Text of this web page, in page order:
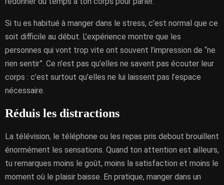
Si tu es habitué à manger dans le stress, c’est normal que ce
soit difficile au début. L’expérience montre que les
personnes qui vont trop vite ont souvent l’impression de “ne
rien sentir”. Ce n’est pas qu’elles ne savent pas écouter leur
corps : c’est surtout qu’elles ne lui laissent pas l’espace
nécessaire.
Réduis les distractions
La télévision, le téléphone ou les repas pris debout brouillent
énormément les sensations. Quand ton attention est ailleurs,
tu remarques moins le goût, moins la satisfaction et moins le
moment où le plaisir baisse. En pratique, manger dans un